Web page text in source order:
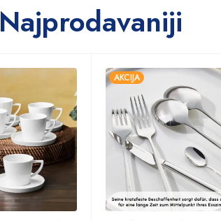
Najprodavaniji
AKCIJA